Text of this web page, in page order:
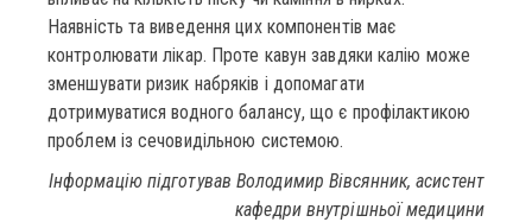
Наявність та виведення цих компонентів має
контролювати лікар. Проте кавун завдяки калію може
зменшувати ризик набряків і допомагати
дотримуватися водного балансу, що є профілактикою
проблем із сечовидільною системою.
Інформацію підготував Володимир Вівсянник, асистент
кафедри внутрішньої медицини